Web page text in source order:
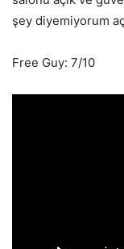
şey diyemiyorum
Free Guy: 7/10